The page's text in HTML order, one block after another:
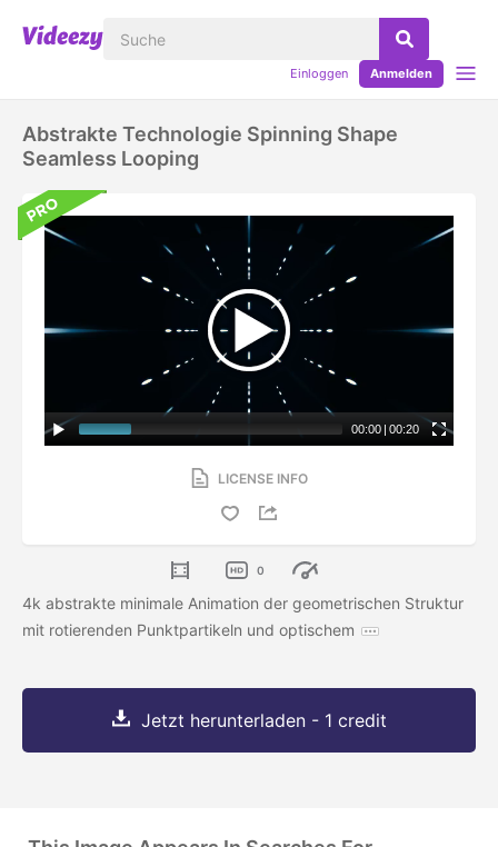
Einloggen Anmelden
Abstrakte Technologie Spinning Shape
Seamless Looping
00:00 | 00:20
LICENSE INFO
0
4k abstrakte minimale Animation der geometrischen Struktur
mit rotierenden Punktpartikeln und optischem
Jetzt herunterladen - 1 credit